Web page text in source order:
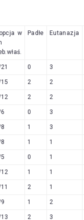
w
Padłe Eutanazja
0 3
2 2
2 2
0 3
1 3
1 1
0 1
1 1
2 1
1 2
2 3